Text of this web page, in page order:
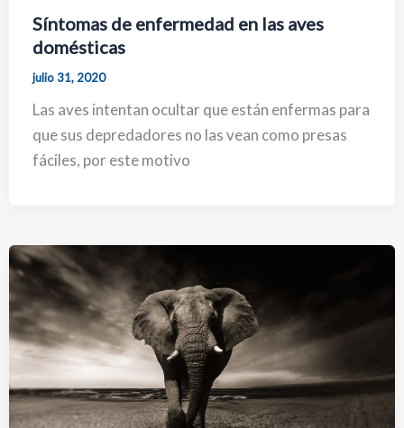
Síntomas de enfermedad en las aves
domésticas
julio 31, 2020
Las aves intentan ocultar que están enfermas para
que sus depredadores no las vean como presas
fáciles, por este motivo